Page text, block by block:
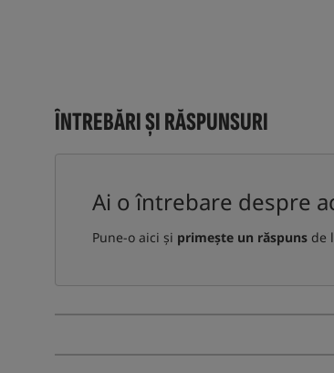
ÎNTREBĂRI ȘI RĂSPUNSURI
Ai o întrebare despre
Pune-o aici și primește un răspunsde